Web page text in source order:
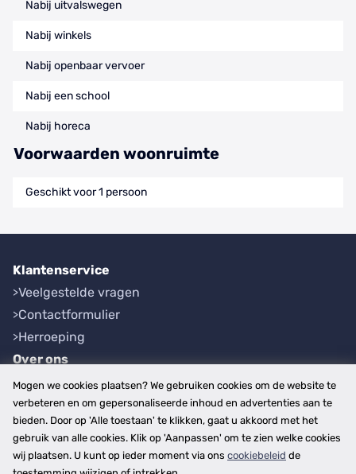
Nabij uitvalswegen
Nabij winkels
Nabij openbaar vervoer
Nabij een school
Nabij horeca
Voorwaarden woonruimte
Geschikt voor 1 persoon
Klantenservice
Veelgestelde vragen
Contactformulier
Herroeping
Over ons
Bedrijfsgegevens
Werkwijze
Overzichten
Plaatsen
Provincies
Mogen we cookies plaatsen? We gebruiken cookies om de website te
verbeteren en om gepersonaliseerde inhoud en advertenties aan te
bieden. Door op 'Alle toestaan' te klikken, gaat u akkoord met het
gebruik van alle cookies. Klik op 'Aanpassen' om te zien welke cookies
wij plaatsen. U kunt op ieder moment via ons cookiebeleid de